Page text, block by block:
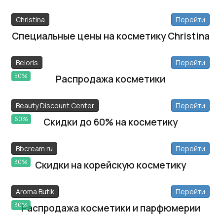
Christina Перейти
Специальные цены на косметику Christina
Beloris
50%
Перейти
Распродажа косметики
Beauty Discount Center
60%
Перейти
Скидки до 60% на косметику
Bbcream.ru
30%
Перейти
Скидки на корейскую косметику
Aroma Butik
30%
Перейти
Распродажа косметики и парфюмерии